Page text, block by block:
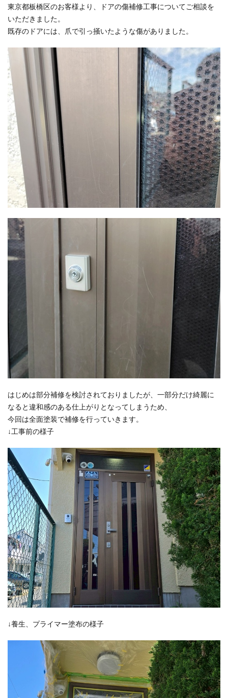
東京都板橋区のお客様より、ドアの傷補修工事についてご相談を
いただきました。
既存のドアには、爪で引っ掻いたような傷がありました。
はじめは部分補修を検討されておりましたが、一部分だけ綺麗に
なると違和感のある仕上がりとなってしまうため、
今回は全面塗装で補修を行っていきます。
↓工事前の様子
↓養生、プライマー塗布の様子